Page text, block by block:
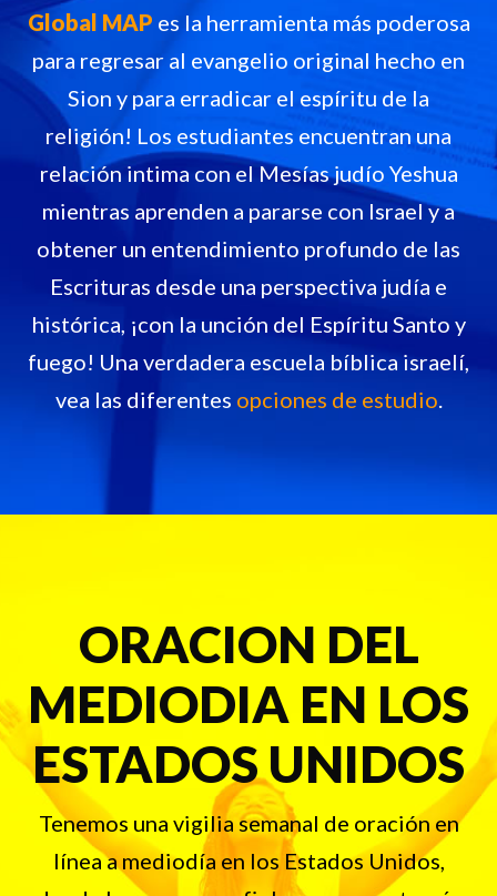
Global MAP es la herramienta más poderosa
para regresar al evangelio original hecho en
Sion y para erradicar el espíritu de la
religión! Los estudiantes encuentran una
relación intima con el Mesías judío Yeshua
mientras aprenden a pararse con Israel y a
obtener un entendimiento profundo de las
Escrituras desde una perspectiva judía e
histórica, ¡con la unción del Espíritu Santo y
fuego! Una verdadera escuela bíblica israelí,
vea las diferentes opciones de estudio.
ORACION DEL
MEDIODIA EN LOS
ESTADOS UNIDOS
Tenemos una vigilia semanal de oración en
línea a mediodía en los Estados Unidos,